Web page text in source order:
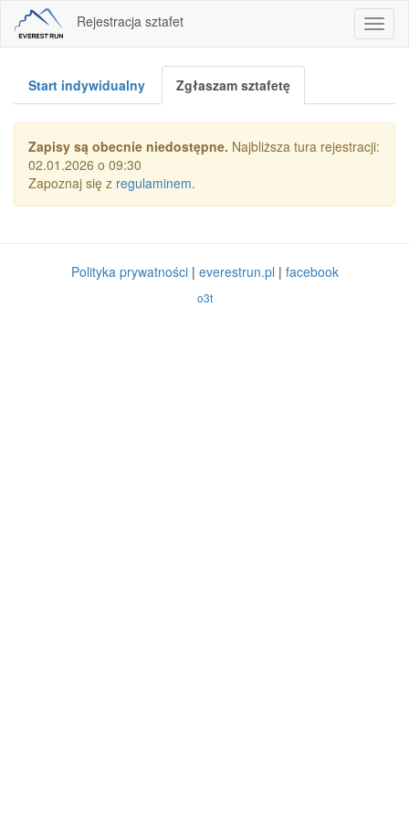
Rejestracja sztafet
Start indywidualny Zgłaszam sztafetę
Zapisy są obecnie niedostępne. Najbliższa tura rejestracji:
02.01.2026 o 09:30
Zapoznaj się z regulaminem.
Polityka prywatności| everestrun.pl | facebook
o3t